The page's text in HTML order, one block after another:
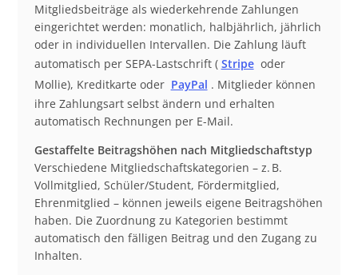
Mitgliedsbeiträge als wiederkehrende Zahlungen
eingerichtet werden: monatlich, halbjährlich, jährlich
oder in individuellen Intervallen. Die Zahlung läuft
automatisch per SEPA-Lastschrift ( Stripe oder
Mollie), Kreditkarte oder PayPal . Mitglieder können
ihre Zahlungsart selbst ändern und erhalten
automatisch Rechnungen per E-Mail.
Gestaffelte Beitragshöhen nach Mitgliedschaftstyp
Verschiedene Mitgliedschaftskategorien – z. B.
Vollmitglied, Schüler/Student, Fördermitglied,
Ehrenmitglied – können jeweils eigene Beitragshöhen
haben. Die Zuordnung zu Kategorien bestimmt
automatisch den fälligen Beitrag und den Zugang zu
Inhalten.